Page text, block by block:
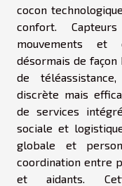
cocon
confort.
mouvements et
désormais de
de
discrète mais
de services
sociale et
globale et
coordination entre
et aidants.